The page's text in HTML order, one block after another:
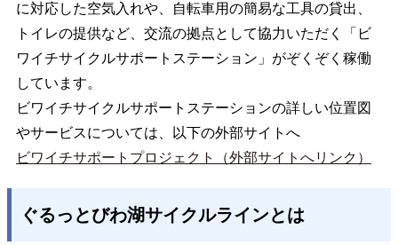
に対応した空気入れや、自転車用の簡易な工具の貸出、
トイレの提供など、交流の拠点として協力いただく「ビ
ワイチサイクルサポートステーション」がぞくぞく稼働
しています。
ビワイチサイクルサポートステーションの詳しい位置図
やサービスについては、以下の外部サイトへ
ビワイチサポートプロジェクト（外部サイトへリンク）
ぐるっとびわ湖サイクルラインとは